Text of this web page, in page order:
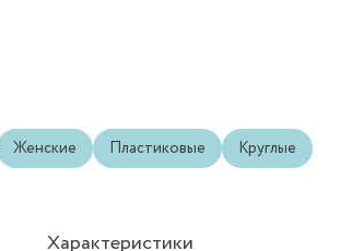
Женские Пластиковые Круглые
Характеристики